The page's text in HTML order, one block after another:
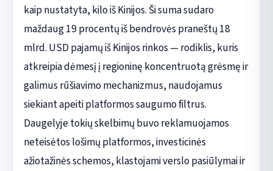
kaip nustatyta, kilo iš Kinijos. Ši suma sudaro
maždaug 19 procentų iš bendrovės praneštų 18
mlrd. USD pajamų iš Kinijos rinkos — rodiklis, kuris
atkreipia dėmesį į regioninę koncentruotą grėsmę ir
galimus rūšiavimo mechanizmus, naudojamus
siekiant apeiti platformos saugumo filtrus.
Daugelyje tokių skelbimų buvo reklamuojamos
neteisėtos lošimų platformos, investicinės
ažiotažinės schemos, klastojami verslo pasiūlymai ir